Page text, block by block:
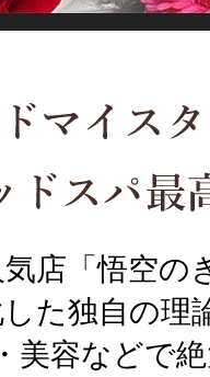
店「悟空の
た独自の理
美容などで